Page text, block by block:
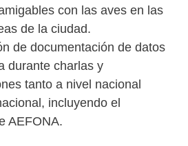
con las aves en las
de la ciudad.
de documentación de datos
durante charlas y
tanto a nivel nacional
incluyendo el
AEFONA.